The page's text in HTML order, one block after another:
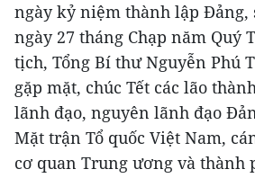
ngày kỷ niệm thành lập Đảng,
ngày 27 tháng Chạp năm Quý
tịch, Tổng Bí thư Nguyễn Phú
gặp mặt, chúc Tết các lão
lãnh đạo, nguyên lãnh đạo
Mặt trận Tổ quốc Việt Nam,
cơ quan Trung ương và thành